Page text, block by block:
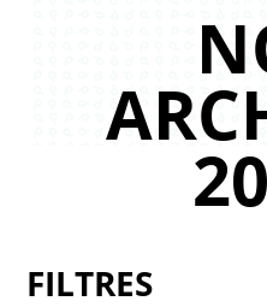
FILTRES